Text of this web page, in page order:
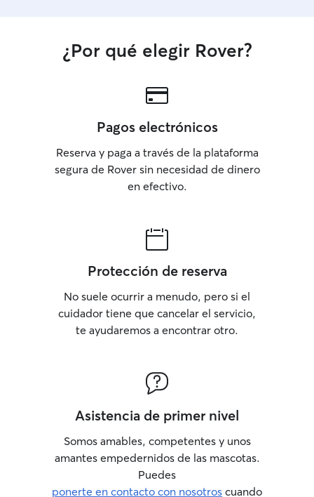
¿Por qué elegir Rover?
Pagos electrónicos
Reserva y paga a través de la plataforma
segura de Rover sin necesidad de dinero
en efectivo.
Protección de reserva
No suele ocurrir a menudo, pero si el
cuidador tiene que cancelar el servicio,
te ayudaremos a encontrar otro.
Asistencia de primer nivel
Somos amables, competentes y unos
amantes empedernidos de las mascotas.
Puedes
ponerte en contacto con nosotros cuando